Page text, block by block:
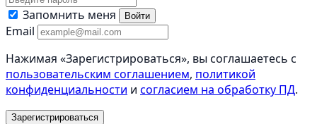
Запомнить меня Войти
Email
Нажимая «Зарегистрироваться», вы соглашаетесь с
пользовательским соглашением, политикой
конфиденциальности и согласием на обработку ПД.
Зарегистрироваться